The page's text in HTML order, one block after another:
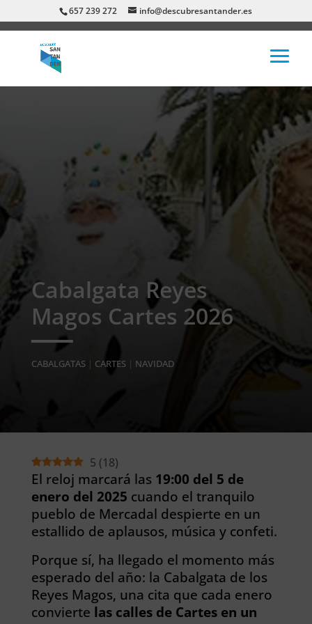
657 239 272 info@descubresantander.es
Cabalgata Reyes
Magos Cartes 2026
CABALGATAS| CARTES| NAVIDAD
5 (18)
El reloj marcará las 19:00 del 5 de
enero del 2025 cuando el tranquilo
pueblo de Mercadal despierte en un
estallido de aplausos, música y confeti.
Porque sí, ha llegado el momento más
esperado del año: la Cabalgata de los
Reyes Magos, una cita que cada enero
convierte las calles de Cartes en un